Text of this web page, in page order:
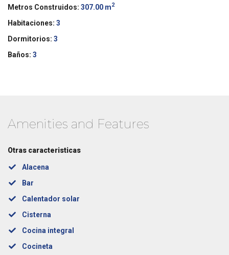
Metros Construidos: 307.00 m2
Habitaciones: 3
Dormitorios: 3
Baños: 3
Amenities and Features
Otras caracteristicas
Alacena
Bar
Calentador solar
Cisterna
Cocina integral
Cocineta